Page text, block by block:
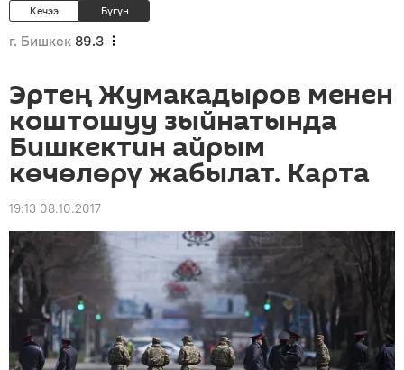
Кечээ Бүгүн
г. Бишкек 89.3
Эртең Жумакадыров менен
коштошуу зыйнатында
Бишкектин айрым
көчөлөрү жабылат. Карта
19:13 08.10.2017